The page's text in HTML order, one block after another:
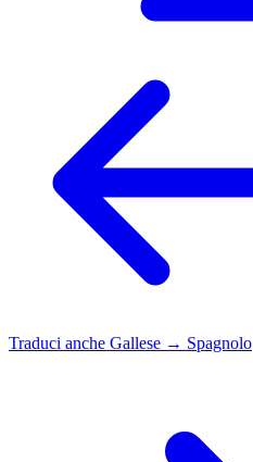
Traduci anche Gallese → Spagnolo